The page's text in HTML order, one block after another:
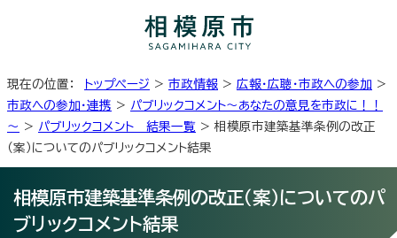
現在の位置： トップページ > 市政情報 > 広報・広聴・市政への参加 >
市政への参加・連携 > パブリックコメント～あなたの意見を市政に！！
～ > パブリックコメント 結果一覧 > 相模原市建築基準条例の改正
（案）についてのパブリックコメント結果
相模原市建築基準条例の改正（案）についてのパ
ブリックコメント結果